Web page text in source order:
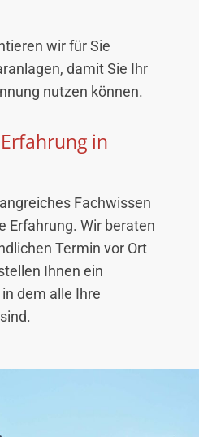
wir für Sie
damit Sie Ihr
nutzen können.
in
Fachwissen
Erfahrung. Wir beraten
Termin vor Ort
Ihnen ein
dem alle Ihre